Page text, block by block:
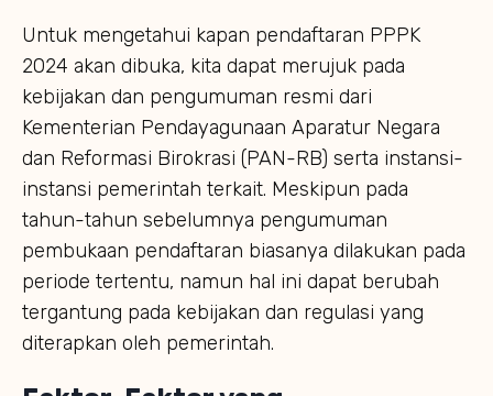
Untuk mengetahui kapan pendaftaran PPPK
2024 akan dibuka, kita dapat merujuk pada
kebijakan dan pengumuman resmi dari
Kementerian Pendayagunaan Aparatur Negara
dan Reformasi Birokrasi (PAN-RB) serta instansi-
instansi pemerintah terkait. Meskipun pada
tahun-tahun sebelumnya pengumuman
pembukaan pendaftaran biasanya dilakukan pada
periode tertentu, namun hal ini dapat berubah
tergantung pada kebijakan dan regulasi yang
diterapkan oleh pemerintah.